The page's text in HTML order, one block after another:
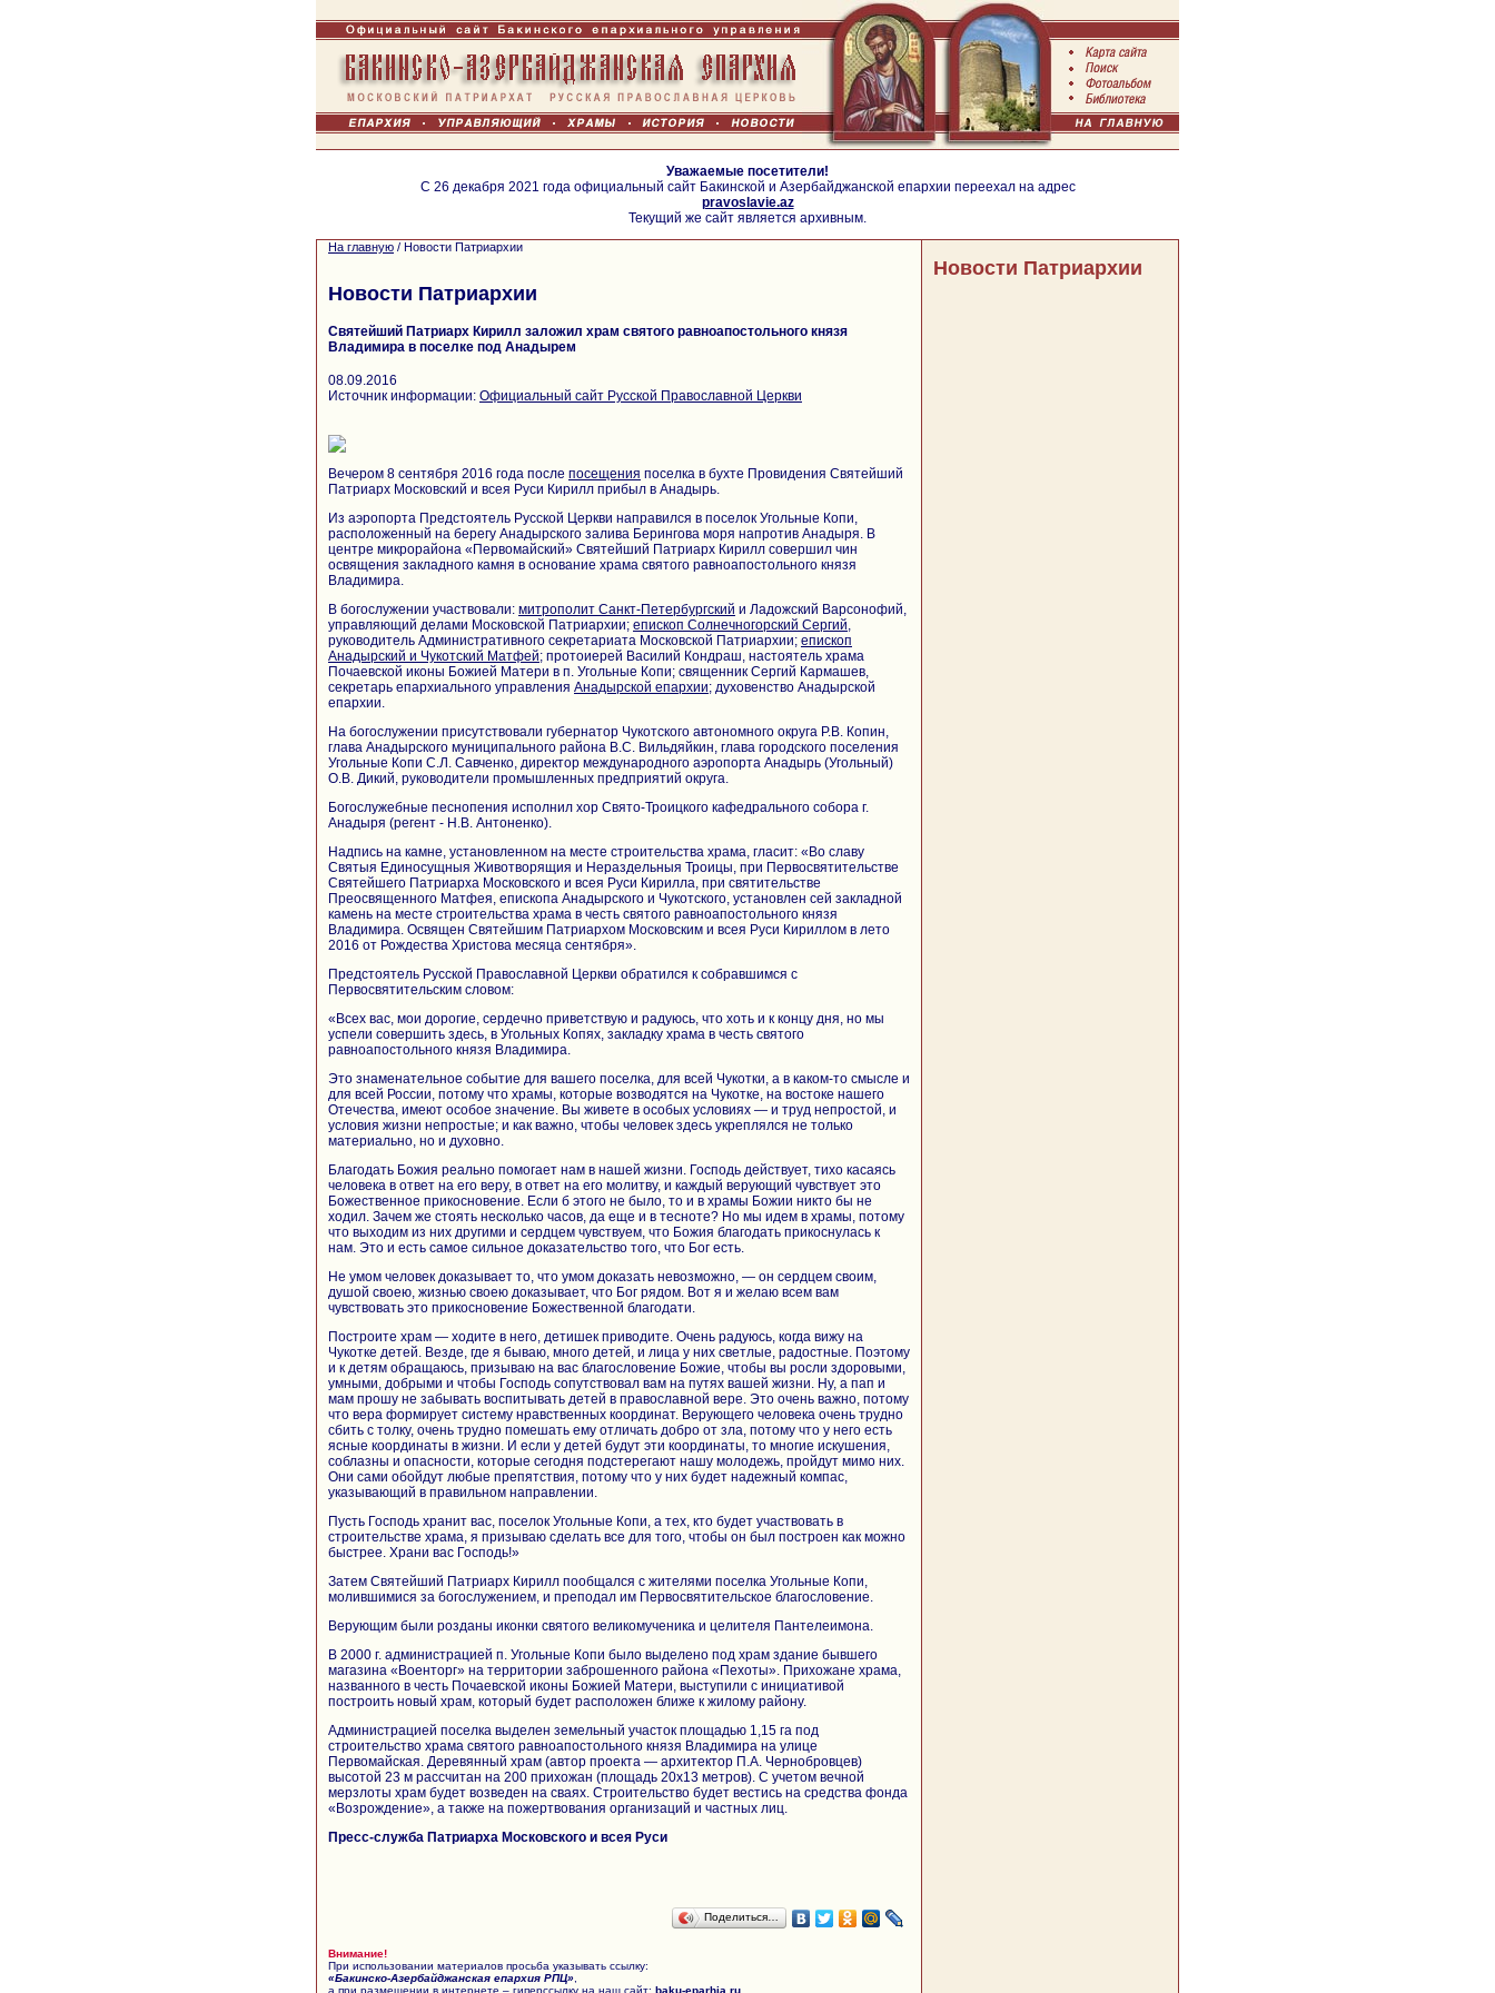
Уважаемые посетители!
С 26 декабря 2021 года официальный сайт Бакинской и Азербайджанской епархии переехал на адрес
pravoslavie.az
Текущий же сайт является архивным.
На главную / Новости Патриархии
Новости Патриархии
Святейший Патриарх Кирилл заложил храм святого равноапостольного князя
Владимира в поселке под Анадырем
08.09.2016
Источник информации: Официальный сайт Русской Православной Церкви
Вечером 8 сентября 2016 года после посещения поселка в бухте Провидения Святейший
Патриарх Московский и всея Руси Кирилл прибыл в Анадырь.
Из аэропорта Предстоятель Русской Церкви направился в поселок Угольные Копи,
расположенный на берегу Анадырского залива Берингова моря напротив Анадыря. В
центре микрорайона «Первомайский» Святейший Патриарх Кирилл совершил чин
освящения закладного камня в основание храма святого равноапостольного князя
Владимира.
В богослужении участвовали: митрополит Санкт-Петербургский и Ладожский Варсонофий,
управляющий делами Московской Патриархии; епископ Солнечногорский Сергий,
руководитель Административного секретариата Московской Патриархии; епископ
Анадырский и Чукотский Матфей; протоиерей Василий Кондраш, настоятель храма
Почаевской иконы Божией Матери в п. Угольные Копи; священник Сергий Кармашев,
секретарь епархиального управления Анадырской епархии; духовенство Анадырской
епархии.
На богослужении присутствовали губернатор Чукотского автономного округа Р.В. Копин,
глава Анадырского муниципального района В.С. Вильдяйкин, глава городского поселения
Угольные Копи С.Л. Савченко, директор международного аэропорта Анадырь (Угольный)
О.В. Дикий, руководители промышленных предприятий округа.
Богослужебные песнопения исполнил хор Свято-Троицкого кафедрального собора г.
Анадыря (регент - Н.В. Антоненко).
Надпись на камне, установленном на месте строительства храма, гласит: «Во славу
Святыя Единосущныя Животворящия и Нераздельныя Троицы, при Первосвятительстве
Святейшего Патриарха Московского и всея Руси Кирилла, при святительстве
Преосвященного Матфея, епископа Анадырского и Чукотского, установлен сей закладной
камень на месте строительства храма в честь святого равноапостольного князя
Владимира. Освящен Святейшим Патриархом Московским и всея Руси Кириллом в лето
2016 от Рождества Христова месяца сентября».
Предстоятель Русской Православной Церкви обратился к собравшимся с
Первосвятительским словом:
«Всех вас, мои дорогие, сердечно приветствую и радуюсь, что хоть и к концу дня, но мы
успели совершить здесь, в Угольных Копях, закладку храма в честь святого
равноапостольного князя Владимира.
Это знаменательное событие для вашего поселка, для всей Чукотки, а в каком-то смысле и
для всей России, потому что храмы, которые возводятся на Чукотке, на востоке нашего
Отечества, имеют особое значение. Вы живете в особых условиях — и труд непростой, и
условия жизни непростые; и как важно, чтобы человек здесь укреплялся не только
материально, но и духовно.
Благодать Божия реально помогает нам в нашей жизни. Господь действует, тихо касаясь
человека в ответ на его веру, в ответ на его молитву, и каждый верующий чувствует это
Божественное прикосновение. Если б этого не было, то и в храмы Божии никто бы не
ходил. Зачем же стоять несколько часов, да еще и в тесноте? Но мы идем в храмы, потому
что выходим из них другими и сердцем чувствуем, что Божия благодать прикоснулась к
нам. Это и есть самое сильное доказательство того, что Бог есть.
Не умом человек доказывает то, что умом доказать невозможно, — он сердцем своим,
душой своею, жизнью своею доказывает, что Бог рядом. Вот я и желаю всем вам
чувствовать это прикосновение Божественной благодати.
Построите храм — ходите в него, детишек приводите. Очень радуюсь, когда вижу на
Чукотке детей. Везде, где я бываю, много детей, и лица у них светлые, радостные. Поэтому
и к детям обращаюсь, призываю на вас благословение Божие, чтобы вы росли здоровыми,
умными, добрыми и чтобы Господь сопутствовал вам на путях вашей жизни. Ну, а пап и
мам прошу не забывать воспитывать детей в православной вере. Это очень важно, потому
что вера формирует систему нравственных координат. Верующего человека очень трудно
сбить с толку, очень трудно помешать ему отличать добро от зла, потому что у него есть
ясные координаты в жизни. И если у детей будут эти координаты, то многие искушения,
соблазны и опасности, которые сегодня подстерегают нашу молодежь, пройдут мимо них.
Они сами обойдут любые препятствия, потому что у них будет надежный компас,
указывающий в правильном направлении.
Пусть Господь хранит вас, поселок Угольные Копи, а тех, кто будет участвовать в
строительстве храма, я призываю сделать все для того, чтобы он был построен как можно
быстрее. Храни вас Господь!»
Затем Святейший Патриарх Кирилл пообщался с жителями поселка Угольные Копи,
молившимися за богослужением, и преподал им Первосвятительское благословение.
Верующим были розданы иконки святого великомученика и целителя Пантелеимона.
В 2000 г. администрацией п. Угольные Копи было выделено под храм здание бывшего
магазина «Военторг» на территории заброшенного района «Пехоты». Прихожане храма,
названного в честь Почаевской иконы Божией Матери, выступили с инициативой
построить новый храм, который будет расположен ближе к жилому району.
Администрацией поселка выделен земельный участок площадью 1,15 га под
строительство храма святого равноапостольного князя Владимира на улице
Первомайская. Деревянный храм (автор проекта — архитектор П.А. Чернобровцев)
высотой 23 м рассчитан на 200 прихожан (площадь 20х13 метров). С учетом вечной
мерзлоты храм будет возведен на сваях. Строительство будет вестись на средства фонда
«Возрождение», а также на пожертвования организаций и частных лиц.
Пресс-служба Патриарха Московского и всея Руси
Поделиться…
Внимание!
При использовании материалов просьба указывать ссылку:
«Бакинско-Азербайджанская епархия РПЦ»
а при размещении в интернете – гиперссылку на наш сайт: baku-eparhia.ru
Новости Патриархии